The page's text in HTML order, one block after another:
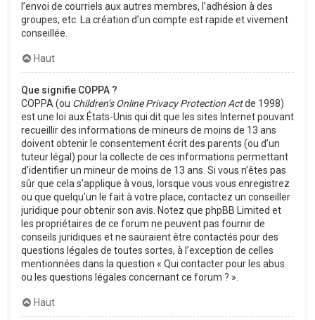
l’envoi de courriels aux autres membres, l’adhésion à des
groupes, etc. La création d’un compte est rapide et vivement
conseillée.
Haut
Que signifie COPPA ?
COPPA (ou Children’s Online Privacy Protection Actde 1998)
est une loi aux États-Unis qui dit que les sites Internet pouvant
recueillir des informations de mineurs de moins de 13 ans
doivent obtenir le consentement écrit des parents (ou d’un
tuteur légal) pour la collecte de ces informations permettant
d’identifier un mineur de moins de 13 ans. Si vous n’êtes pas
sûr que cela s’applique à vous, lorsque vous vous enregistrez
ou que quelqu’un le fait à votre place, contactez un conseiller
juridique pour obtenir son avis. Notez que phpBB Limited et
les propriétaires de ce forum ne peuvent pas fournir de
conseils juridiques et ne sauraient être contactés pour des
questions légales de toutes sortes, à l’exception de celles
mentionnées dans la question « Qui contacter pour les abus
ou les questions légales concernant ce forum ? ».
Haut